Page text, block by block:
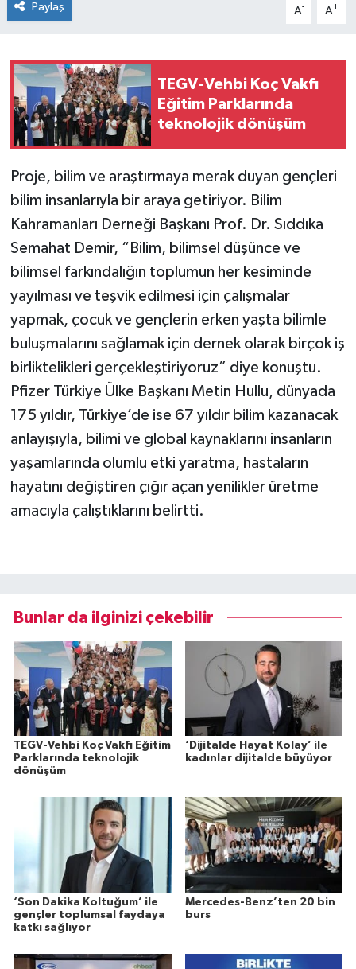
Paylaş A- A+
TEGV-Vehbi Koç Vakfı
Eğitim Parklarında
teknolojik dönüşüm
Proje, bilim ve araştırmaya merak duyan gençleri
bilim insanlarıyla bir araya getiriyor. Bilim
Kahramanları Derneği Başkanı Prof. Dr. Sıddıka
Semahat Demir, “Bilim, bilimsel düşünce ve
bilimsel farkındalığın toplumun her kesiminde
yayılması ve teşvik edilmesi için çalışmalar
yapmak, çocuk ve gençlerin erken yaşta bilimle
buluşmalarını sağlamak için dernek olarak birçok iş
birliktelikleri gerçekleştiriyoruz” diye konuştu.
Pfizer Türkiye Ülke Başkanı Metin Hullu, dünyada
175 yıldır, Türkiye’de ise 67 yıldır bilim kazanacak
anlayışıyla, bilimi ve global kaynaklarını insanların
yaşamlarında olumlu etki yaratma, hastaların
hayatını değiştiren çığır açan yenilikler üretme
amacıyla çalıştıklarını belirtti.
Bunlar da ilginizi çekebilir
TEGV-Vehbi Koç Vakfı Eğitim
Parklarında teknolojik
dönüşüm
‘Dijitalde Hayat Kolay’ ile
kadınlar dijitalde büyüyor
‘Son Dakika Koltuğum’ ile
gençler toplumsal faydaya
katkı sağlıyor
Mercedes-Benz’ten 20 bin
burs